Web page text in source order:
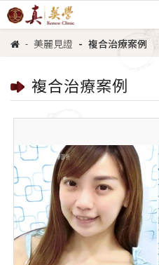
美麗見證 複合治療案例
複合治療案例